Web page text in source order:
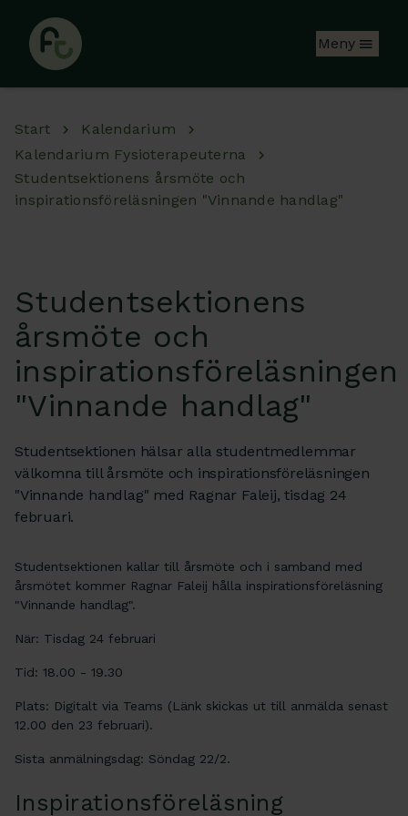
Meny
Start
Kalendarium
Kalendarium Fysioterapeuterna
Studentsektionens årsmöte och
inspirationsföreläsningen "Vinnande handlag"
Studentsektionens
årsmöte och
inspirationsföreläsningen
"Vinnande handlag"
Studentsektionen hälsar alla studentmedlemmar
välkomna till årsmöte och inspirationsföreläsningen
"Vinnande handlag" med Ragnar Faleij, tisdag 24
februari.
Studentsektionen kallar till årsmöte och i samband med
årsmötet kommer Ragnar Faleij hålla inspirationsföreläsning
"Vinnande handlag".
När: Tisdag 24 februari
Tid: 18.00 - 19.30
Plats: Digitalt via Teams (Länk skickas ut till anmälda senast
12.00 den 23 februari).
Sista anmälningsdag: Söndag 22/2.
Inspirationsföreläsning